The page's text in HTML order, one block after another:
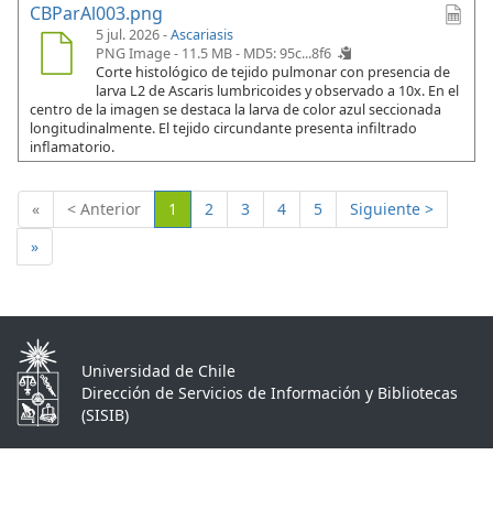
CBParAl003.png
5 jul. 2026 -Ascariasis
PNG Image - 11.5 MB - MD5: 95c...8f6
Corte histológico de tejido pulmonar con presencia de
larva L2 de Ascaris lumbricoides y observado a 10x. En el
centro de la imagen se destaca la larva de color azul seccionada
longitudinalmente. El tejido circundante presenta infiltrado
inflamatorio.
« < Anterior 1 (Actual)
2 3 4 5
Siguiente >
»
Universidad de Chile
Dirección de Servicios de Información y Bibliotecas
(SISIB)